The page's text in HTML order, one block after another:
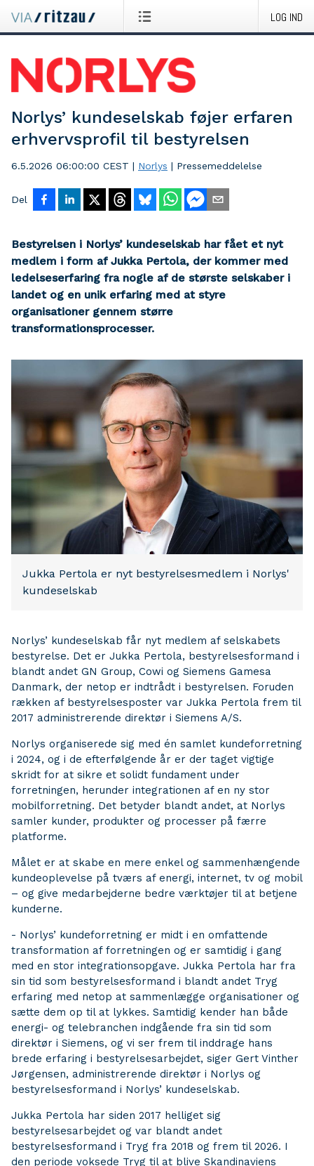
LOG IND
Norlys’ kundeselskab føjer erfaren
erhvervsprofil til bestyrelsen
6.5.2026 06:00:00 CEST | Norlys | Pressemeddelelse
Del
Bestyrelsen i Norlys’ kundeselskab har fået et nyt
medlem i form af Jukka Pertola, der kommer med
ledelseserfaring fra nogle af de største selskaber i
landet og en unik erfaring med at styre
organisationer gennem større
transformationsprocesser.
Jukka Pertola er nyt bestyrelsesmedlem i Norlys'
kundeselskab
Norlys’ kundeselskab får nyt medlem af selskabets
bestyrelse. Det er Jukka Pertola, bestyrelsesformand i
blandt andet GN Group, Cowi og Siemens Gamesa
Danmark, der netop er indtrådt i bestyrelsen. Foruden
rækken af bestyrelsesposter var Jukka Pertola frem til
2017 administrerende direktør i Siemens A/S.
Norlys organiserede sig med én samlet kundeforretning
i 2024, og i de efterfølgende år er der taget vigtige
skridt for at sikre et solidt fundament under
forretningen, herunder integrationen af en ny stor
mobilforretning. Det betyder blandt andet, at Norlys
samler kunder, produkter og processer på færre
platforme.
Målet er at skabe en mere enkel og sammenhængende
kundeoplevelse på tværs af energi, internet, tv og mobil
– og give medarbejderne bedre værktøjer til at betjene
kunderne.
- Norlys’ kundeforretning er midt i en omfattende
transformation af forretningen og er samtidig i gang
med en stor integrationsopgave. Jukka Pertola har fra
sin tid som bestyrelsesformand i blandt andet Tryg
erfaring med netop at sammenlægge organisationer og
sætte dem op til at lykkes. Samtidig kender han både
energi- og telebranchen indgående fra sin tid som
direktør i Siemens, og vi ser frem til inddrage hans
brede erfaring i bestyrelsesarbejdet, siger Gert Vinther
Jørgensen, administrerende direktør i Norlys og
bestyrelsesformand i Norlys’ kundeselskab.
Jukka Pertola har siden 2017 helliget sig
bestyrelsesarbejdet og var blandt andet
bestyrelsesformand i Tryg fra 2018 og frem til 2026. I
den periode voksede Tryg til at blive Skandinaviens